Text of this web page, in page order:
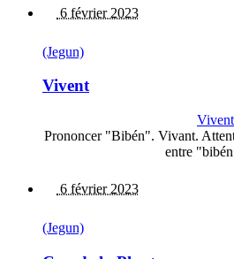
6 février 2023
(Jegun)
Vivent
Vivent
Prononcer "Bibén". Vivant.
entre
6 février 2023
(Jegun)